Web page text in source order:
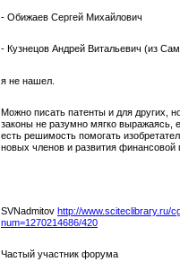
- Обижаев Сергей Михайлович
- Кузнецов Андрей Витальевич (из
я не нашел.
Можно писать патенты и для других,
законы не разумно мягко выражаясь,
есть решимость помогать
новых членов и развития финансовой
SVNadmitov http://www.sciteclibrary.ru/
num=1270214686/420
Частый участник форума